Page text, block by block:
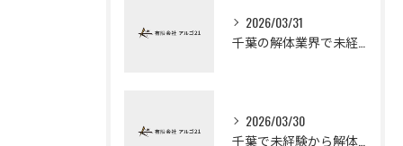
2026/03/31
2026/03/30